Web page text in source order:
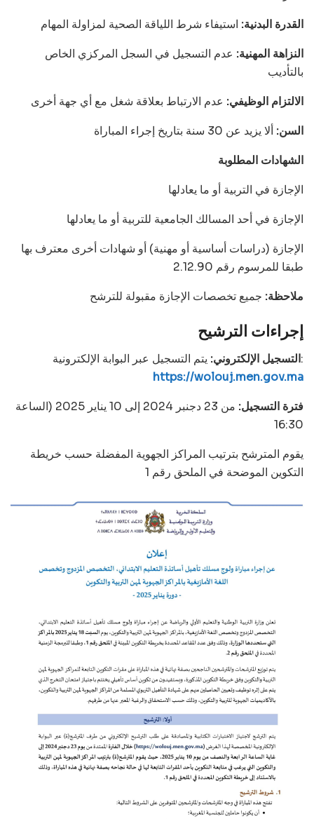
القدرة البدنية: استيفاء شرط اللياقة الصحية لمزاولة المهام
النزاهة المهنية: عدم التسجيل في السجل المركزي الخاص
بالتأديب
الالتزام الوظيفي: عدم الارتباط بعلاقة شغل مع أي جهة أخرى
السن: ألا يزيد عن 30 سنة بتاريخ إجراء المباراة
الشهادات المطلوبة
الإجازة في التربية أو ما يعادلها
الإجازة في أحد المسالك الجامعية للتربية أو ما يعادلها
الإجازة (دراسات أساسية أو مهنية) أو شهادات أخرى معترف بها
طبقا للمرسوم رقم 2.12.90
ملاحظة: جميع تخصصات الإجازة مقبولة للترشح
إجراءات الترشيح
التسجيل الإلكتروني:يتم التسجيل عبر البوابة الإلكترونية:
https://wolouj.men.gov.ma
فترة التسجيل:
من 23 دجنبر 2024 إلى 10 يناير 2025 (الساعة
16:30
يقوم المترشح بترتيب المراكز الجهوية المفضلة حسب خريطة
التكوين الموضحة في الملحق رقم 1